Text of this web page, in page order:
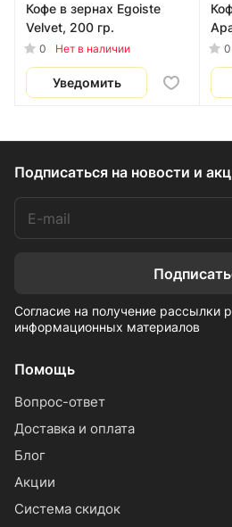
Кофе в зернах Egoiste
Velvet, 200 гр.
0 Нет в наличии
Уведомить
0
Подписаться на новости и
Согласие на получение рассылки
информационных материалов
Помощь
Вопрос-ответ
Доставка и оплата
Блог
Акции
Система скидок